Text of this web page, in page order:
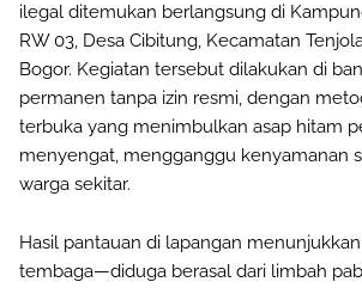
ilegal ditemukan berlangsung di
RW 03, Desa Cibitung, Kecamatan
Bogor. Kegiatan tersebut dilakukan di
permanen tanpa izin resmi, dengan
terbuka yang menimbulkan asap hitam
menyengat, mengganggu kenyamanan
warga sekitar.
Hasil pantauan di lapangan
tembaga—diduga berasal dari limbah